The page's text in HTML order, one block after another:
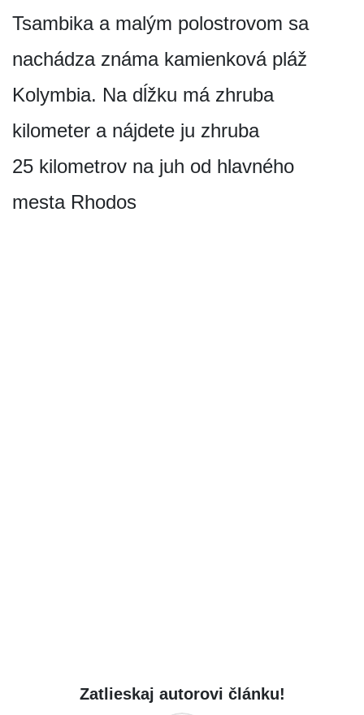
Tsambika a malým polostrovom sa
nachádza známa kamienková pláž
Kolymbia. Na dĺžku má zhruba
kilometer a nájdete ju zhruba
25 kilometrov na juh od hlavného
mesta Rhodos
Zatlieskaj autorovi článku!